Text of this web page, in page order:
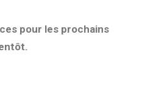
pour les prochains